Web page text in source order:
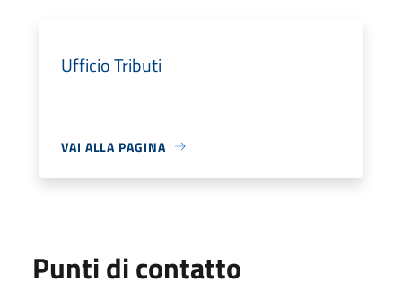
Ufficio Tributi
VAI ALLA PAGINA
Punti di contatto